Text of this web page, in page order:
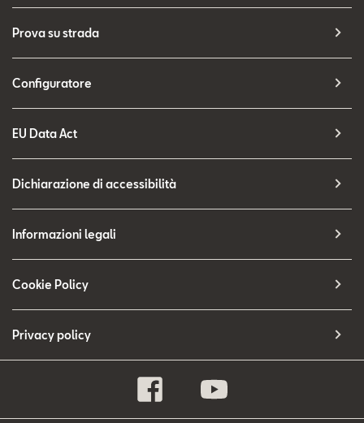
Prova su strada
Configuratore
EU Data Act
Dichiarazione di accessibilità
Informazioni legali
Cookie Policy
Privacy policy